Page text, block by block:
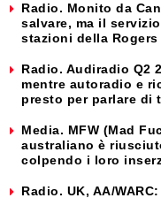
Radio. Monito da
salvare, ma il
stazioni della Rogers
Radio. Audiradio Q2
mentre autoradio e
presto per parlare di
Media. MFW (Mad
australiano è
colpendo i loro
Radio. UK, AA/